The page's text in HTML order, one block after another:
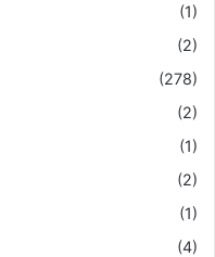
(1)
(2)
(278)
(2)
(1)
(2)
(1)
(4)